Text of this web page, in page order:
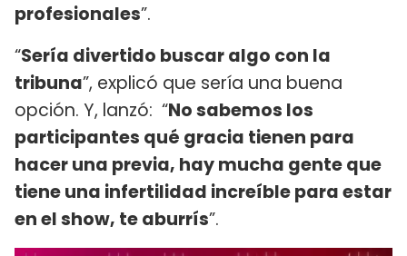
profesionales”.
“Sería divertido buscar algo con la
tribuna”, explicó que sería una buena
opción. Y, lanzó: “No sabemos los
participantes qué gracia tienen para
hacer una previa, hay mucha gente que
tiene una infertilidad increíble para estar
en el show, te aburrís”.